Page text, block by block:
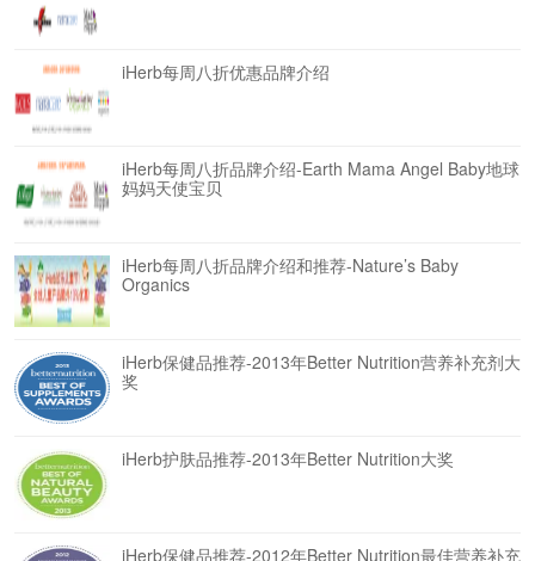
iHerb每周八折优惠品牌介绍
iHerb每周八折品牌介绍-Earth Mama Angel Baby地球
妈妈天使宝贝
iHerb每周八折品牌介绍和推荐-Nature’s Baby
Organics
iHerb保健品推荐-2013年Better Nutrition营养补充剂大
奖
iHerb护肤品推荐-2013年Better Nutrition大奖
iHerb保健品推荐-2012年Better Nutrition最佳营养补充